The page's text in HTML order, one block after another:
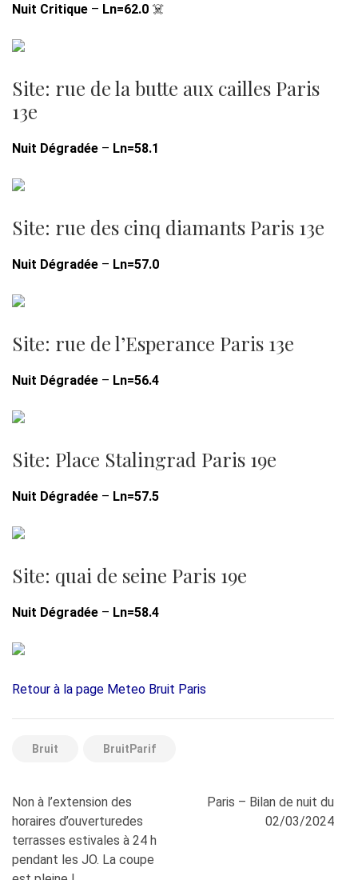
Nuit Critique – Ln=62.0 ☠️
Site: rue de la butte aux cailles Paris
13e
Nuit Dégradée – Ln=58.1
Site: rue des cinq diamants Paris 13e
Nuit Dégradée – Ln=57.0
Site: rue de l’Esperance Paris 13e
Nuit Dégradée – Ln=56.4
Site: Place Stalingrad Paris 19e
Nuit Dégradée – Ln=57.5
Site: quai de seine Paris 19e
Nuit Dégradée – Ln=58.4
Retour à la page Meteo Bruit Paris
Bruit BruitParif
Navigation
de
l’article
Non à l’extension des
horaires d’ouverturedes
terrasses estivales à 24 h
pendant les JO. La coupe
Paris – Bilan de nuit du
02/03/2024